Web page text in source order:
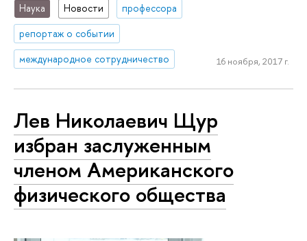
Наука Новости
профессора
репортаж о событии
международное сотрудничество
16 ноября, 2017 г.
Лев Николаевич Щур
избран заслуженным
членом Американского
физического общества